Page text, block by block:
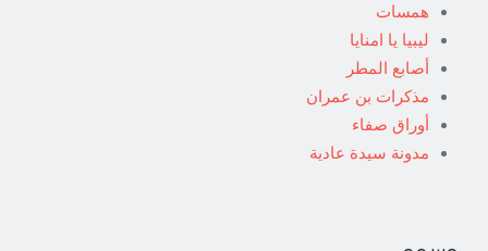
همسات
ليبيا يا امنايا
أصابع المطر
مذكرات بن عمران
أوراق صفاء
مدونة سيدة عادية